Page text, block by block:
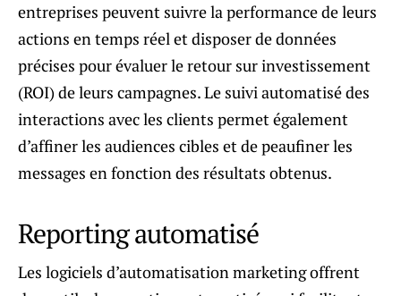
entreprises peuvent suivre la performance de leurs
actions en temps réel et disposer de données
précises pour évaluer le retour sur investissement
(ROI) de leurs campagnes. Le suivi automatisé des
interactions avec les clients permet également
d’affiner les audiences cibles et de peaufiner les
messages en fonction des résultats obtenus.
Reporting automatisé
Les logiciels d’automatisation marketing offrent